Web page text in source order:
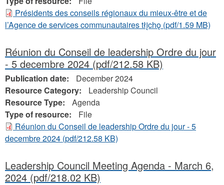
Présidents des conseils régionaux du mieux-être et de
l’Agence de services communautaires tłįchǫ (pdf/1.59 MB)
Réunion du Conseil de leadership Ordre du jour
- 5 decembre 2024 (pdf/212.58 KB)
Publication date:
December 2024
Resource Category:
Leadership Council
Resource Type:
Agenda
Type of resource:
File
Réunion du Conseil de leadership Ordre du jour - 5
decembre 2024 (pdf/212.58 KB)
Leadership Council Meeting Agenda - March 6,
2024 (pdf/218.02 KB)